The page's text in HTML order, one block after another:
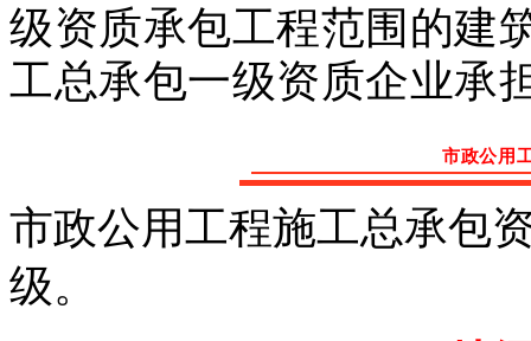
级资质承包工程范围的建
工总承包一级资质企业承
市政公用
市政公用工程施工总承包
级。